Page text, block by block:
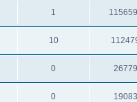
1
10
0 26779
0 19083